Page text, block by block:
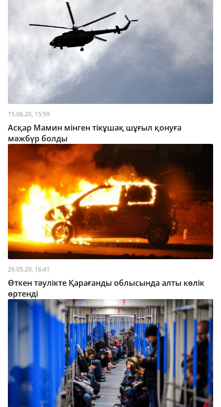
15.06.20, 15:59
Асқар Мамин мінген тікұшақ шұғыл қонуға
мәжбүр болды
26.05.20, 16:41
Өткен тәулікте Қарағанды облысында алты көлік
өртенді